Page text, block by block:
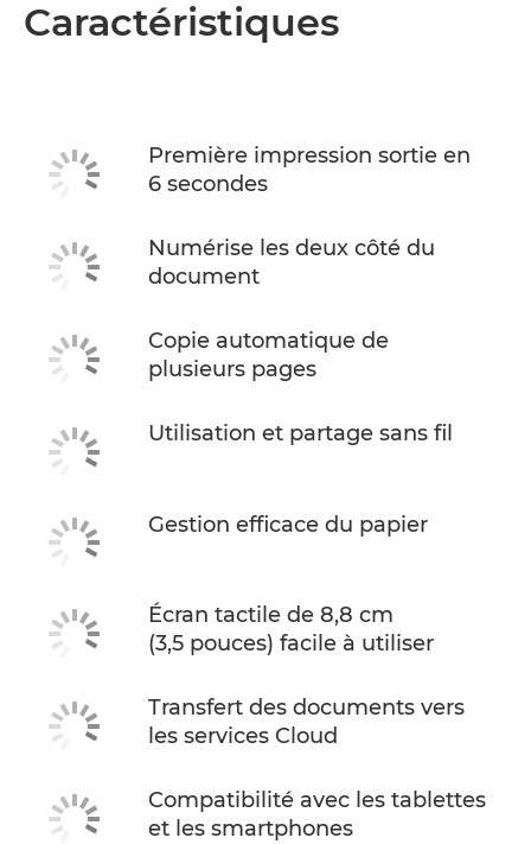
ACHETER DE L'ENCRE
Caractéristiques
Première impression sortie en
6 secondes
Numérise les deux côté du
document
Copie automatique de
plusieurs pages
Utilisation et partage sans fil
Gestion efficace du papier
Écran tactile de 8,8 cm
(3,5 pouces) facile à utiliser
Transfert des documents vers
les services Cloud
Compatibilité avec les tablettes
et les smartphones